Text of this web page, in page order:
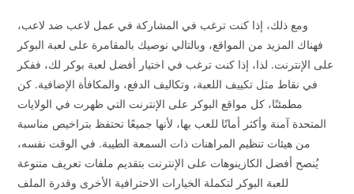
ومع ذلك، إذا كنت ترغب في المشاركة في عمل لاعب ضد لاعب،
فهناك المزيد من المواقع، وبالتالي نوصيك بالمقامرة على لعبة البوكر
على الإنترنت. لذا، إذا كنت ترغب في اختيار أفضل لعبة بوكر لك، ففكر
في نقاط مثل تكييف اللعبة، وتكاليف الدفع، والمكافأة الإضافية. كن
مطمئنًا، كل مواقع البوكر على الإنترنت التي ظهرت في الولايات
المتحدة آمنة وأكثر أمانًا للعب بها، لأنها جميعًا تحتفظ بتراخيص مناسبة
من هيئات تنظيم المراهنات ذات السمعة الطيبة. في الوقت نفسه،
يُنصح أفضل الكازينوهات على الإنترنت بتقديم ملفات تعريف متنوعة
للعبة البوكر لتكملة الخيارات الاحترافية الأخرى وقدرة الملف